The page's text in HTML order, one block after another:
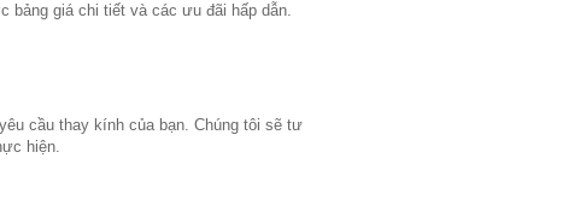
bảng giá chi tiết và các ưu đãi hấp dẫn.
cầu thay kính của bạn. Chúng tôi sẽ tư
hiện.